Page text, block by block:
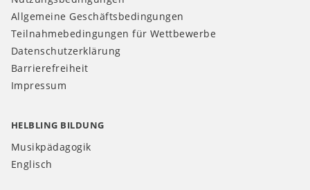
Allgemeine Geschäftsbedingungen
Teilnahmebedingungen für Wettbewerbe
Datenschutzerklärung
Barrierefreiheit
Impressum
HELBLING BILDUNG
Musikpädagogik
Englisch